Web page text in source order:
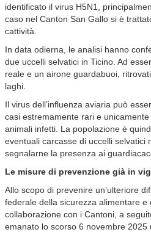
identificato il virus H5N1,
caso nel Canton San Gallo si è
cattività.
In data odierna, le analisi hanno
due uccelli selvatici in Ticino. Ad
reale e un airone guardabuoi,
laghi.
Il virus dell’influenza aviaria può
casi estremamente rari e
animali infetti. La popolazione è
eventuali carcasse di uccelli selvatici
segnalarne la presenza ai
Le misure di prevenzione già in
Allo scopo di prevenire un’ulteriore
federale della sicurezza alimentare e
collaborazione con i Cantoni, a
emanato lo scorso 6 novembre 2025